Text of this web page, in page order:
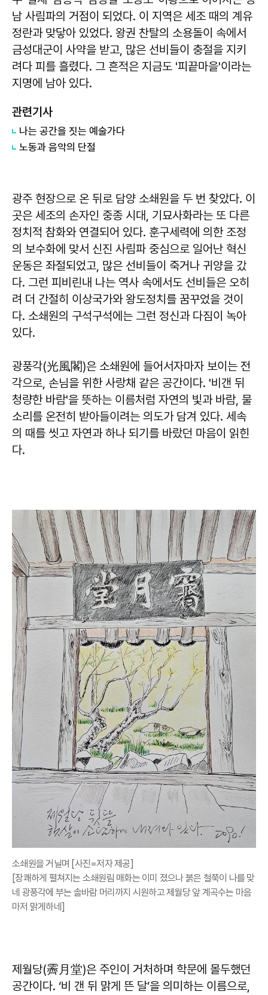
남 사림파의 거점이 되었다. 이 지역은 세조 때의 계유
정란과 맞닿아 있었다. 왕권 찬탈의 소용돌이 속에서
금성대군이 사약을 받고, 많은 선비들이 충절을 지키
려다 피를 흘렸다. 그 흔적은 지금도 '피끝마을'이라는
지명에 남아 있다.
관련기사
나는 공간을 짓는 예술가다
노동과 음악의 단절
광주 현장으로 온 뒤로 담양 소쇄원을 두 번 찾았다. 이
곳은 세조의 손자인 중종 시대, 기묘사화라는 또 다른
정치적 참화와 연결되어 있다. 훈구세력에 의한 조정
의 보수화에 맞서 신진 사림파 중심으로 일어난 혁신
운동은 좌절되었고, 많은 선비들이 죽거나 귀양을 갔
다. 그런 피비린내 나는 역사 속에서도 선비들은 오히
려 더 간절히 이상국가와 왕도정치를 꿈꾸었을 것이
다. 소쇄원의 구석구석에는 그런 정신과 다짐이 녹아
있다.
광풍각(光風閣)은 소쇄원에 들어서자마자 보이는 전
각으로, 손님을 위한 사랑채 같은 공간이다. '비갠 뒤
청량한 바람'을 뜻하는 이름처럼 자연의 빛과 바람, 물
소리를 온전히 받아들이려는 의도가 담겨 있다. 세속
의 때를 씻고 자연과 하나 되기를 바랐던 마음이 읽힌
다.
소쇄원을 거닐며 [사진=저자 제공]
[장쾌하게 펼쳐지는 소쇄원림 매화는 이미 졌으나 붉은 철쭉이 나를 맞
네 광풍각에 부는 솔바람 머리까지 시원하고 제월당 앞 계곡수는 마음
마저 맑게하네]
제월당(霽月堂)은 주인이 거처하며 학문에 몰두했던
공간이다. ‘비 갠 뒤 맑게 뜬 달’을 의미하는 이름으로,